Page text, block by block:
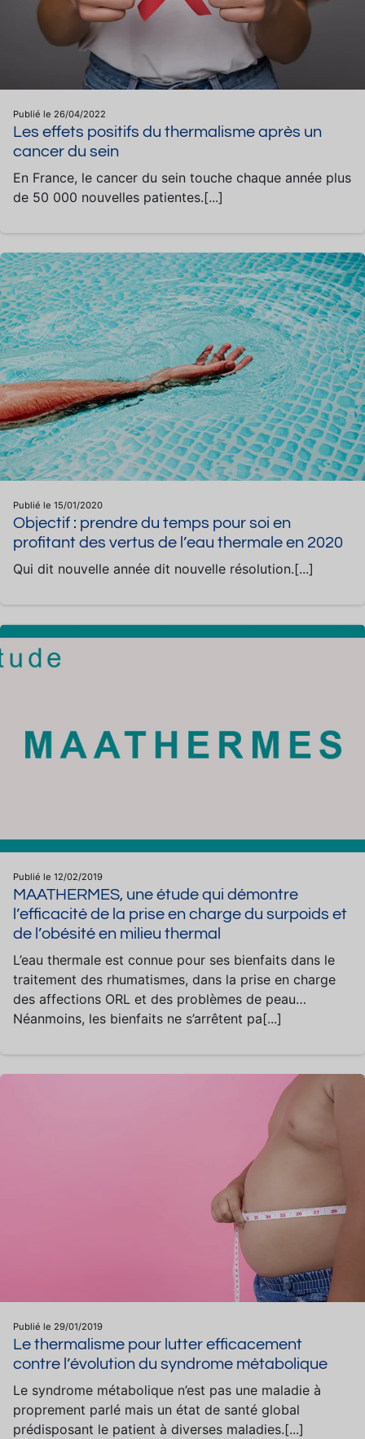
Publié le 26/04/2022
Les effets positifs du thermalisme après un
cancer du sein
En France, le cancer du sein touche chaque année plus
de 50 000 nouvelles patientes.[...]
Publié le 15/01/2020
Objectif : prendre du temps pour soi en
profitant des vertus de l’eau thermale en 2020
Qui dit nouvelle année dit nouvelle résolution.[...]
Publié le 12/02/2019
MAATHERMES, une étude qui démontre
l’efficacité de la prise en charge du surpoids et
de l’obésité en milieu thermal
L’eau thermale est connue pour ses bienfaits dans le
traitement des rhumatismes, dans la prise en charge
des affections ORL et des problèmes de peau…
Néanmoins, les bienfaits ne s’arrêtent pa[...]
Publié le 29/01/2019
Le thermalisme pour lutter efficacement
contre l’évolution du syndrome métabolique
Le syndrome métabolique n’est pas une maladie à
proprement parlé mais un état de santé global
prédisposant le patient à diverses maladies.[...]